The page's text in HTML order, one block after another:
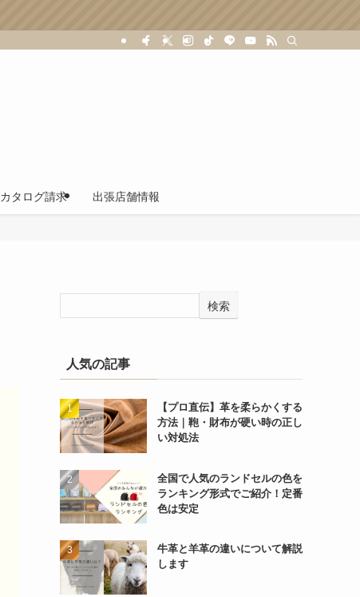
カタログ請求 出張店舗情報
検索
人気の記事
【プロ直伝】革を柔らかくする
方法｜鞄・財布が硬い時の正し
い対処法
全国で人気のランドセルの色を
ランキング形式でご紹介！定番
色は安定
牛革と羊革の違いについて解説
します